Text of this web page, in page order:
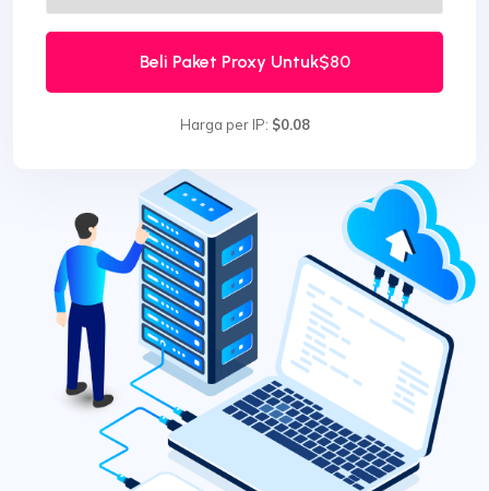
Beli Paket Proxy Untuk$80
Harga per IP: $0.08